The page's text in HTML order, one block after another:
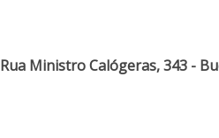
Rua Ministro Calógeras, 343 -